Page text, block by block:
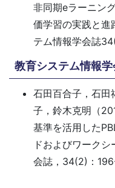
非同期eラーニン
価学習の実践と進
テム情報学会誌
教育システム情報
石田百合子，石田
子，鈴木克明（
基準を活用した
ドおよびワーク
会誌，34(2)：